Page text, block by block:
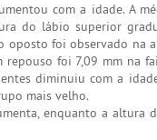
com a idade. A
do lábio superior
oposto foi observado
repouso foi 7,09 mm na
diminuiu com a
mais velho.
enquanto a altura